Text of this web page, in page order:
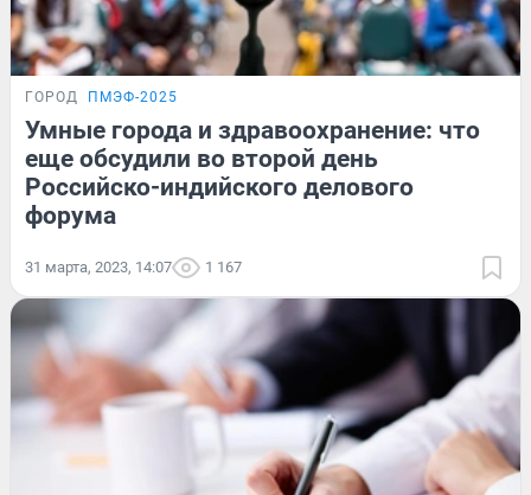
ГОРОД ПМЭФ-2025
Умные города и здравоохранение: что
еще обсудили во второй день
Российско-индийского делового
форума
31 марта, 2023, 14:07 1 167